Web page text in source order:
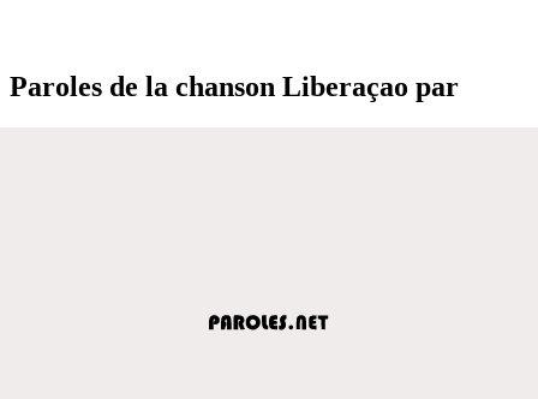
Paroles de la chanson Liberaçao par